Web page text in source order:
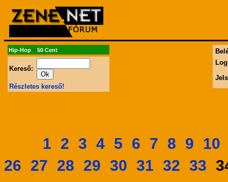
Hip-Hop - 50 Cent
Kereső:
Részletes kereső!
1 2 3 4 5 6 7 8 9 10
26 27 28 29 30 31 32 33